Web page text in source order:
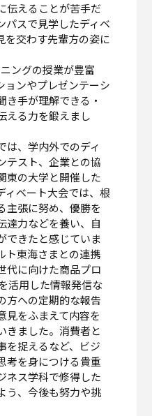
伝えることが苦手だ
パスで見学したディベ
を交わす先輩方の姿に
ングの授業が豊富
ョンやプレゼンテーシ
き手が理解できる・
える力を鍛えまし
は、学内外でのディ
テスト、企業との協
東の大学と開催した
ィベート大会では、根
主張に努め、優勝を
達力などを養い、自
できたと感じていま
ト東海さまとの連携
代に向けた商品プロ
活用した情報発信な
方への定期的な報告
見をふまえて内容を
きました。消費者と
を捉えるなど、ビジ
考を身につける貴重
ネス学科で修得した
う、今後も努力や挑